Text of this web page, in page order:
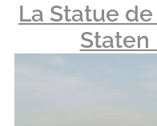
La Statue
Staten